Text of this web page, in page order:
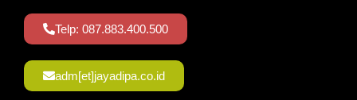
Telp: 087.883.400.500
adm[et]jayadipa.co.id